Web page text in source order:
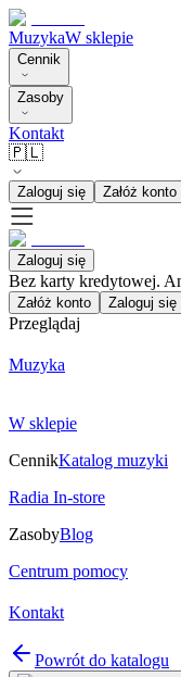
MuzykaW sklepie
Cennik
Zasoby
Kontakt
🇵🇱
Zaloguj się Załóż konto
Zaloguj się
Bez karty kredytowej.
Załóż konto Zaloguj się
Przeglądaj
Muzyka
W sklepie
CennikKatalog muzyki
Radia In-store
ZasobyBlog
Centrum pomocy
Kontakt
Powrót do katalogu